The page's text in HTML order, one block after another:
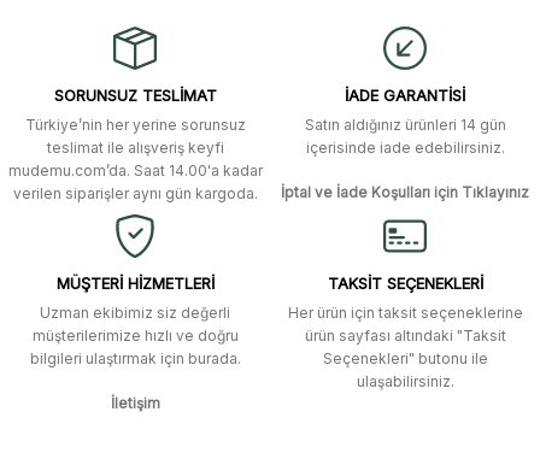
SORUNSUZ TESLİMAT
Türkiye’nin her yerine sorunsuz
teslimat ile alışveriş keyfi
mudemu.com’da. Saat 14.00'a kadar
verilen siparişler aynı gün kargoda.
İADE GARANTİSİ
Satın aldığınız ürünleri 14 gün
içerisinde iade edebilirsiniz.
İptal ve İade Koşulları için Tıklayınız
MÜŞTERİ HİZMETLERİ
Uzman ekibimiz siz değerli
müşterilerimize hızlı ve doğru
bilgileri ulaştırmak için burada.
İletişim
TAKSİT SEÇENEKLERİ
Her ürün için taksit seçeneklerine
ürün sayfası altındaki "Taksit
Seçenekleri" butonu ile
ulaşabilirsiniz.